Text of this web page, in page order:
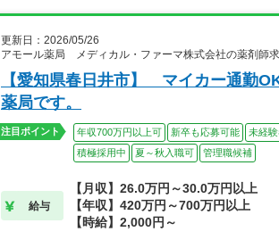
更新日：2026/05/26
アモール薬局 メディカル・ファーマ株式会社の薬剤師
【愛知県春日井市】 マイカー通勤
薬局です。
注目ポイント 年収700万円以上可 新卒も応募可能 未経
積極採用中
夏～秋入職可 管理職候補
給与
【月収】26.0万円～30.0万円以上
【年収】420万円～700万円以上
【時給】2,000円～